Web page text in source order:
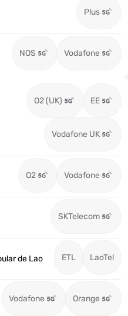
Plus
NOS Vodafone
O2 (UK) EE
Vodafone UK
O2 Vodafone
SKTelecom
de Lao ETL LaoTel
Vodafone Orange